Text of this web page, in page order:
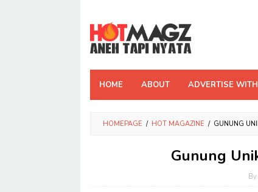
content
HOME ABOUT ADVERTISE
HOMEPAGE / HOT MAGAZINE / GUNUNG
Gunung
By